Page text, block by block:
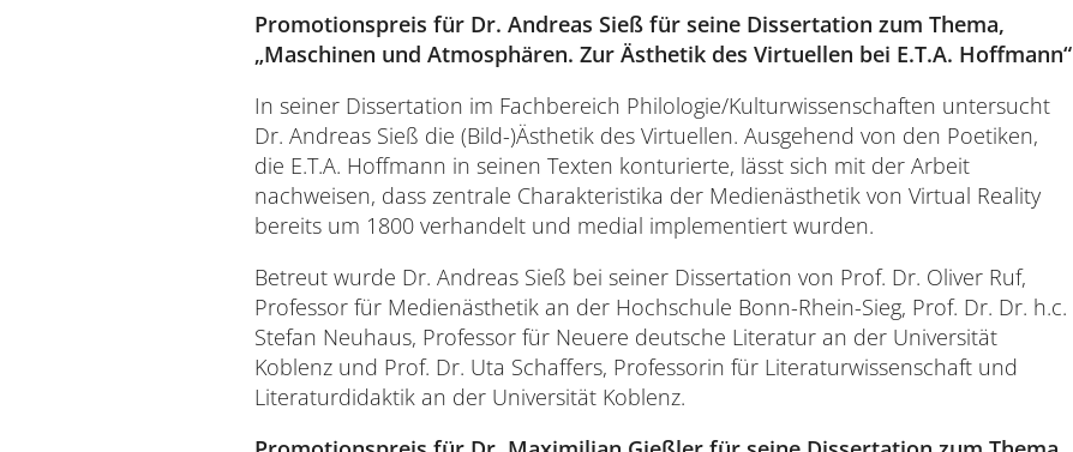
Promotionspreis für Dr. Andreas Sieß für seine Dissertation zum Thema,
„Maschinen und Atmosphären. Zur Ästhetik des Virtuellen bei E.T.A. Hoffmann“
In seiner Dissertation im Fachbereich Philologie/Kulturwissenschaften untersucht
Dr. Andreas Sieß die (Bild-)Ästhetik des Virtuellen. Ausgehend von den Poetiken,
die E.T.A. Hoffmann in seinen Texten konturierte, lässt sich mit der Arbeit
nachweisen, dass zentrale Charakteristika der Medienästhetik von Virtual Reality
bereits um 1800 verhandelt und medial implementiert wurden.
Betreut wurde Dr. Andreas Sieß bei seiner Dissertation von Prof. Dr. Oliver Ruf,
Professor für Medienästhetik an der Hochschule Bonn-Rhein-Sieg, Prof. Dr. Dr. h.c.
Stefan Neuhaus, Professor für Neuere deutsche Literatur an der Universität
Koblenz und Prof. Dr. Uta Schaffers, Professorin für Literaturwissenschaft und
Literaturdidaktik an der Universität Koblenz.